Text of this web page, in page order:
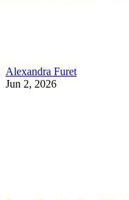
Alexandra Furet
Jun 2, 2026